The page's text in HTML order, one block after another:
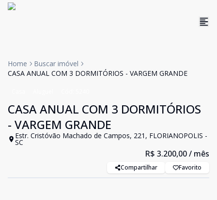
Home
Buscar imóvel
CASA ANUAL COM 3 DORMITÓRIOS - VARGEM GRANDE
CASA ANUAL COM 3 DORMITÓRIOS
- VARGEM GRANDE
Estr. Cristóvão Machado de Campos, 221, FLORIANOPOLIS -
SC
R$ 3.200,00/ mês
Compartilhar Favorito